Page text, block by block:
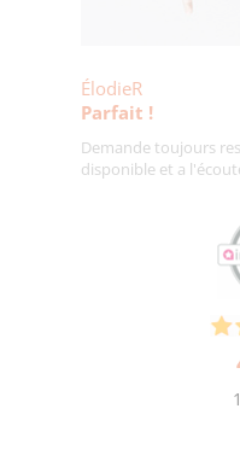
ÉlodieR
Parfait !
Demande toujours
disponible et a